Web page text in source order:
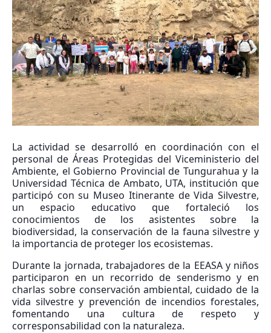
La actividad se desarrolló en coordinación con el
personal de Áreas Protegidas del Viceministerio del
Ambiente, el Gobierno Provincial de Tungurahua y la
Universidad Técnica de Ambato, UTA, institución que
participó con su Museo Itinerante de Vida Silvestre,
un espacio educativo que fortaleció los
conocimientos de los asistentes sobre la
biodiversidad, la conservación de la fauna silvestre y
la importancia de proteger los ecosistemas.
Durante la jornada, trabajadores de la EEASA y niños
participaron en un recorrido de senderismo y en
charlas sobre conservación ambiental, cuidado de la
vida silvestre y prevención de incendios forestales,
fomentando una cultura de respeto y
corresponsabilidad con la naturaleza.